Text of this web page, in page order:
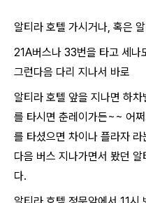
알티라 호텔 가시거나, 혹은
21A버스나 33번을 타고 세나
그런다음 다리 지나서 바로
알티라 호텔 앞을 지나면 하
를 타시면 춘레이가든~~ 어
를 타셨으면 차이나 플라자
다음 버스 지나가면서 봤던
다.